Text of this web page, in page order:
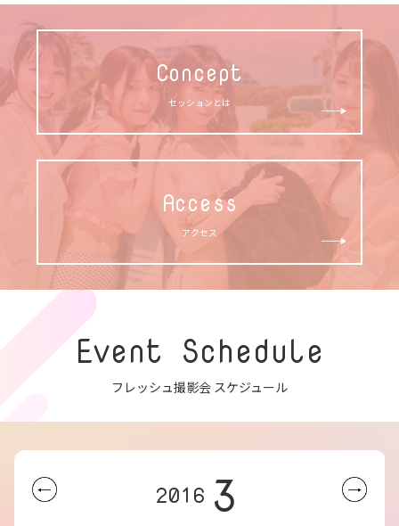
Concept
セッションとは
Access
アクセス
Event Schedule
フレッシュ撮影会 スケジュール
2016 3